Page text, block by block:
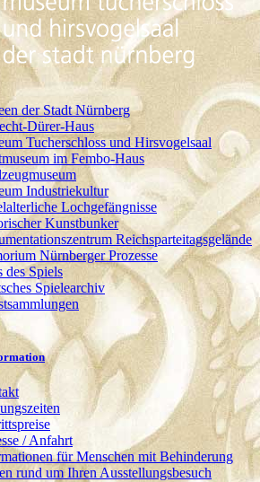
der Stadt Nürnberg
Dürer-Haus
Tucherschloss und Hirsvogelsaal
im Fembo-Haus
Industriekultur
Lochgefängnisse
Kunstbunker
Reichsparteitagsgelände
Nürnberger Prozesse
des Spiels
Spielearchiv
/ Anfahrt
für Menschen mit Behinderung
rund um Ihren Ausstellungsbesuch